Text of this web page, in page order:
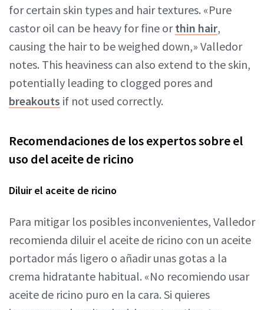
for certain skin types and hair textures. «Pure
castor oil can be heavy for fine orthin hair,
causing the hair to be weighed down,» Valledor
notes. This heaviness can also extend to the skin,
potentially leading to clogged pores and
breakouts if not used correctly.
Recomendaciones de los expertos sobre el
uso del aceite de ricino
Diluir el aceite de ricino
Para mitigar los posibles inconvenientes, Valledor
recomienda diluir el aceite de ricino con un aceite
portador más ligero o añadir unas gotas a la
crema hidratante habitual. «No recomiendo usar
aceite de ricino puro en la cara. Si quieres